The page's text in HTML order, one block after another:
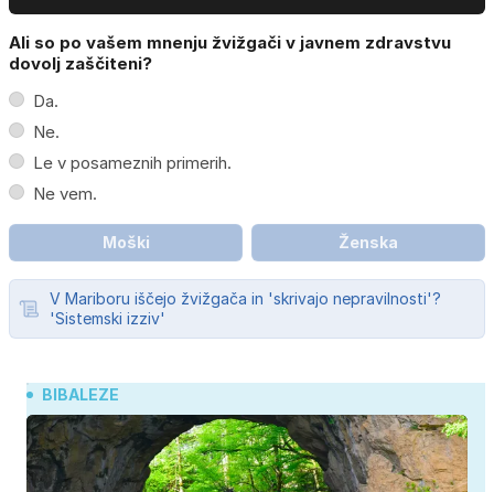
Ali so po vašem mnenju žvižgači v javnem zdravstvu
dovolj zaščiteni?
Da.
Ne.
Le v posameznih primerih.
Ne vem.
Moški Ženska
V Mariboru iščejo žvižgača in 'skrivajo nepravilnosti'?
'Sistemski izziv'
BIBALEZE